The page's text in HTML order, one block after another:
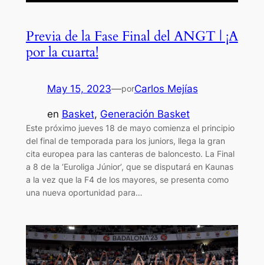
Previa de la Fase Final del ANGT | ¡A
por la cuarta!
May 15, 2023—porCarlos Mejías
en Basket, Generación Basket
Este próximo jueves 18 de mayo comienza el principio
del final de temporada para los juniors, llega la gran
cita europea para las canteras de baloncesto. La Final
a 8 de la ‘Euroliga Júnior’, que se disputará en Kaunas
a la vez que la F4 de los mayores, se presenta como
una nueva oportunidad para…